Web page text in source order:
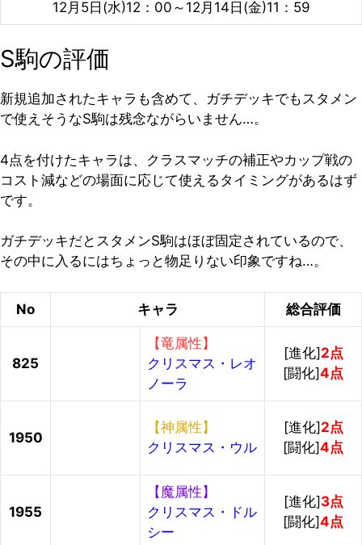
12月5日(水)12：00～12月14日(金)11：59
S駒の評価
新規追加されたキャラも含めて、ガチデッキでもスタメン
で使えそうなS駒は残念ながらいません…。
4点を付けたキャラは、クラスマッチの補正やカップ戦の
コスト減などの場面に応じて使えるタイミングがあるはず
です。
ガチデッキだとスタメンS駒はほぼ固定されているので、
その中に入るにはちょっと物足りない印象ですね…。
No キャラ 総合評価
825
【竜属性】
クリスマス・レオ
ノーラ
[進化]2点
[闘化]4点
1950
【神属性】
クリスマス・ウル
[進化]2点
[闘化]4点
1955
【魔属性】
クリスマス・ドル
シー
[進化]3点
[闘化]4点